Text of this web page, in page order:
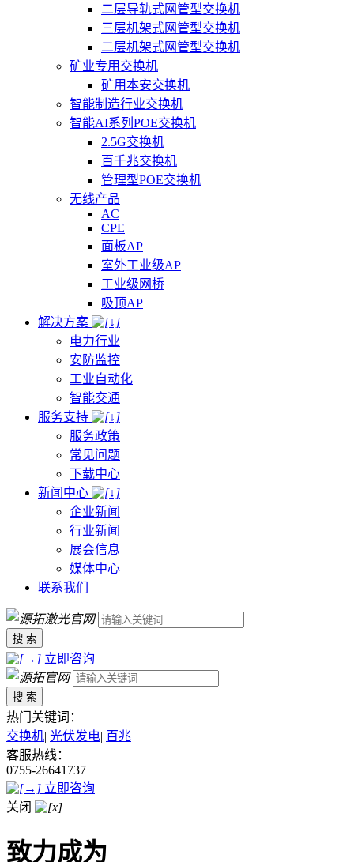
二层导轨式网管型交换机
三层机架式网管型交换机
二层机架式网管型交换机
矿业专用交换机
矿用本安交换机
智能制造行业交换机
智能AI系列POE交换机
2.5G交换机
百千兆交换机
管理型POE交换机
无线产品
AC
CPE
面板AP
室外工业级AP
工业级网桥
吸顶AP
解决方案
电力行业
安防监控
工业自动化
智能交通
服务支持
服务政策
常见问题
下载中心
新闻中心
企业新闻
行业新闻
展会信息
媒体中心
联系我们
搜 索
立即咨询
搜 索
热门关键词：
交换机| 光伏发电| 百兆
客服热线：
0755-26641737
立即咨询
关闭
致力成为